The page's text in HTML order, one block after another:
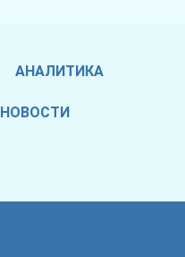
АНАЛИТИКА
НОВОСТИ